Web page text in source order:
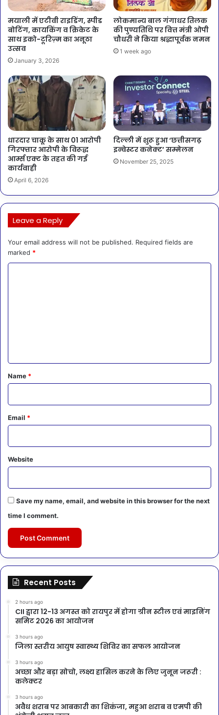
मयाली में एटीवी राइडिंग, स्पीड
बोटिंग, कायकिंग व क्रिकेट के
साथ इको-टूरिज़्म का अनूठा
उत्सव
January 3, 2026
लोकमान्य बाल गंगाधर तिलक
की पुण्यतिथि पर वित्त मंत्री ओपी
चौधरी ने किया श्रद्धापूर्वक नमन
1 week ago
धारदार चाकू के साथ 01 आरोपी
गिरफ्तार आरोपी के विरूद्ध
आर्म्स एक्ट के तहत की गई
कार्यवाही
April 6, 2026
दिल्ली में शुरू हुआ ‘छत्तीसगढ़
इन्वेस्टर कनेक्ट’ सम्मेलन
November 25, 2025
Leave a Reply
Your email address will not be published. Required fields are
marked *
*
Name *
Email *
Website
Save my name, email, and website in this browser for the next
time I comment.
Recent Posts
2 hours ago
CII द्वारा 12-13 अगस्त को रायपुर में होगा ग्रीन स्टील एवं माइनिंग
समिट 2026 का आयोजन
3 hours ago
जिला स्तरीय आयुष स्वास्थ्य शिविर का सफल आयोजन
3 hours ago
अच्छा और बड़ा सोचो, लक्ष्य हासिल करने के लिए जुनून जरूरी :
कलेक्टर
3 hours ago
अवैध शराब पर आबकारी का शिकंजा, महुआ शराब व एमपी की